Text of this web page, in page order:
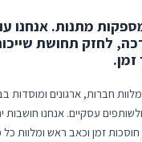
מתנות. אנחנו
לחזק תחושת
מלוות חברות, ארגונים ומוסדות
עסקיים. אנחנו
זמן וכאב ראש ומלוות כל